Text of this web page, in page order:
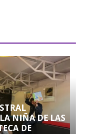
NIÑA DE LAS
DE